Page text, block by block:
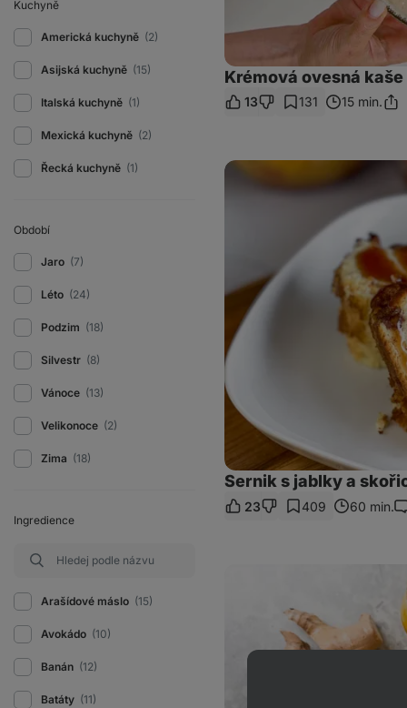
Kuchyně
Americká kuchyně (2)
Asijská kuchyně (15)
Italská kuchyně (1)
Mexická kuchyně (2)
Řecká kuchyně (1)
Období
Jaro (7)
Léto (24)
Podzim (18)
Silvestr (8)
Vánoce (13)
Velikonoce (2)
Zima (18)
Ingredience
Arašídové máslo (15)
Avokádo (10)
Banán (12)
Batáty (11)
Krémová ovesná
13 131 15 min.Sdílet
Sernik
Sernik s jablky a
23 409 60 min.